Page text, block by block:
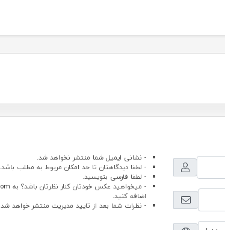
- نشانی ایمیل شما منتشر نخواهد شد.
- لطفا دیدگاهتان تا حد امکان مربوط به مطلب باشد.
- لطفا فارسی بنویسید.
- میخواهید عکس خودتان کنار نظرتان باشد؟ به
اضافه کنید.
- نظرات شما بعد از تایید مدیریت منتشر خواهد شد